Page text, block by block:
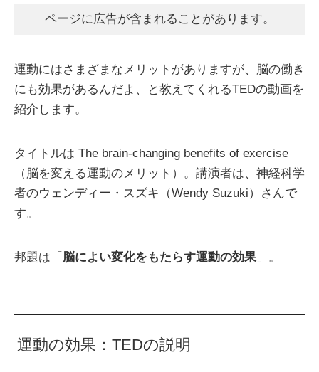
ページに広告が含まれることがあります。
運動にはさまざまなメリットがありますが、脳の働き
にも効果があるんだよ、と教えてくれるTEDの動画を
紹介します。
タイトルは The brain-changing benefits of exercise
（脳を変える運動のメリット）。講演者は、神経科学
者のウェンディー・スズキ（Wendy Suzuki）さんで
す。
邦題は「 脳によい変化をもたらす運動の効果 」。
運動の効果：TEDの説明